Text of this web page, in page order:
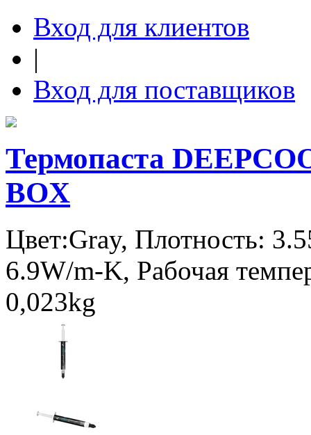
Вход для клиентов
|
Вход для поставщиков
Термопаста
BOX
Цвет:Gray, Плотность:
6.9W/m-K, Рабочая
0,023kg